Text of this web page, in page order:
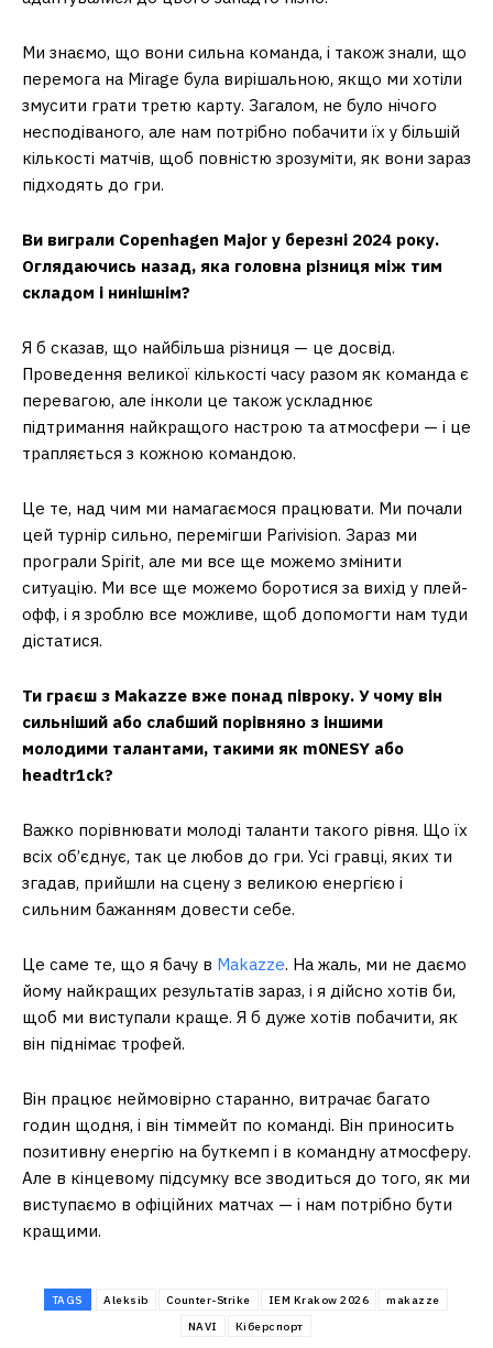
Ми знаємо, що вони сильна команда, і також знали, що
перемога на Mirage була вирішальною, якщо ми хотіли
змусити грати третю карту. Загалом, не було нічого
несподіваного, але нам потрібно побачити їх у більшій
кількості матчів, щоб повністю зрозуміти, як вони зараз
підходять до гри.
Ви виграли Copenhagen Major у березні 2024 року.
Оглядаючись назад, яка головна різниця між тим
складом і нинішнім?
Я б сказав, що найбільша різниця — це досвід.
Проведення великої кількості часу разом як команда є
перевагою, але інколи це також ускладнює
підтримання найкращого настрою та атмосфери — і це
трапляється з кожною командою.
Це те, над чим ми намагаємося працювати. Ми почали
цей турнір сильно, перемігши Parivision. Зараз ми
програли Spirit, але ми все ще можемо змінити
ситуацію. Ми все ще можемо боротися за вихід у плей-
офф, і я зроблю все можливе, щоб допомогти нам туди
дістатися.
Ти граєш з Makazze вже понад півроку. У чому він
сильніший або слабший порівняно з іншими
молодими талантами, такими як m0NESY або
headtr1ck?
Важко порівнювати молоді таланти такого рівня. Що їх
всіх об’єднує, так це любов до гри. Усі гравці, яких ти
згадав, прийшли на сцену з великою енергією і
сильним бажанням довести себе.
Це саме те, що я бачу в Makazze. На жаль, ми не даємо
йому найкращих результатів зараз, і я дійсно хотів би,
щоб ми виступали краще. Я б дуже хотів побачити, як
він піднімає трофей.
Він працює неймовірно старанно, витрачає багато
годин щодня, і він тіммейт по команді. Він приносить
позитивну енергію на буткемп і в командну атмосферу.
Але в кінцевому підсумку все зводиться до того, як ми
виступаємо в офіційних матчах — і нам потрібно бути
кращими.
TAGS ⁠Aleksib Counter-Strike IEM Krakow 2026
makazze
NAVI
Кіберспорт